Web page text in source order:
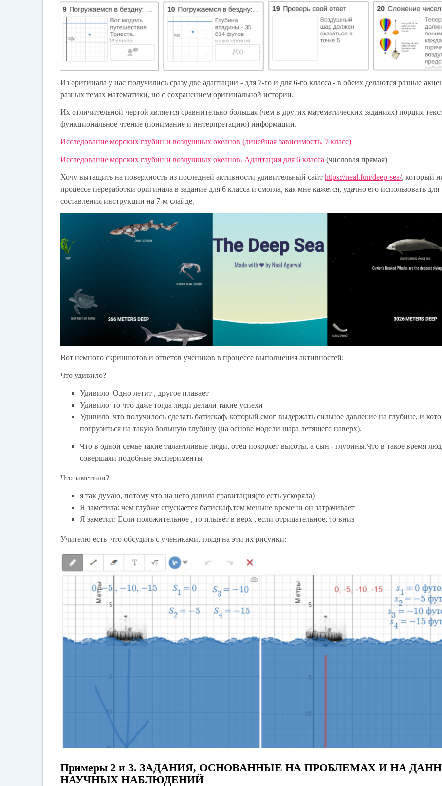
Из оригинала у нас получились сразу две адаптации - для 7-го и для 6-го класса - в обеих делаются разные
разных темах математики, но с сохранением оригинальной истории.
Их отличительной чертой является сравнительно большая (чем в других математических заданиях) порция
функциональное чтение (понимание и интерпретацию) информации.
Исследование морских глубин и воздушных океанов (линейная зависимость, 7 класс)
Исследование морских глубин и воздушных океанов. Адаптация для 6 класса (числовая прямая)
Хочу вытащить на поверхность из последней активности удивительный сайтhttps://neal.fun/deep-sea/, который
процессе переработки оригинала в задание для 6 класса и смогла, как мне кажется, удачно его использовать для
составления инструкции на 7-м слайде.
Вот немного скриншотов и ответов учеников в процессе выполнения активностей:
Что удивило?
Удивило: Одно летит , другое плавает
Удивило: то что даже тогда люди делали такие успехи
Удивило: что получилось сделать батискаф, который смог выдержать сильное давление на глубине, и
погрузиться на такую большую глубину (на основе модели шара летящего наверх).
Что в одной семье такие талантливые люди, отец покоряет высоты, а сын - глубины.Что в такое время
совершали подобные эксперименты
Что заметили?
я так думаю, потому что на него давила гравитация(то есть ускоряла)
Я заметила: чем глубже спускается батискаф,тем меньше времени он затрачивает
Я заметил: Если положительное , то плывёт в верх , если отрицательное, то вниз
Учителю есть что обсудить с учениками, глядя на эти их рисунки:
Примеры 2 и 3. ЗАДАНИЯ, ОСНОВАННЫЕ НА ПРОБЛЕМАХ И НА
НАУЧНЫХ НАБЛЮДЕНИЙ